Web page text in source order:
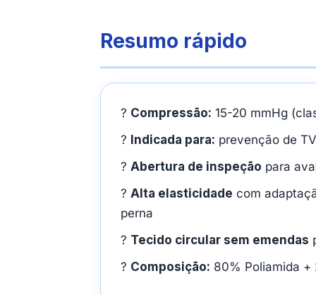
Resumo rápido
? Compressão: 15-20 mmHg
? Indicada para: prevenção de
? Abertura de inspeção para
? Alta elasticidade com
perna
? Tecido circular sem emendas
? Composição: 80% Poliamida +